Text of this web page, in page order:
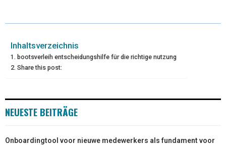
W
T
R
E
O
T
R
K
D
I
Inhaltsverzeichnis
bootsverleih entscheidungshilfe für die richtige nutzung
Share this post:
NEUESTE BEITRÄGE
Onboardingtool voor nieuwe medewerkers als fundament voor